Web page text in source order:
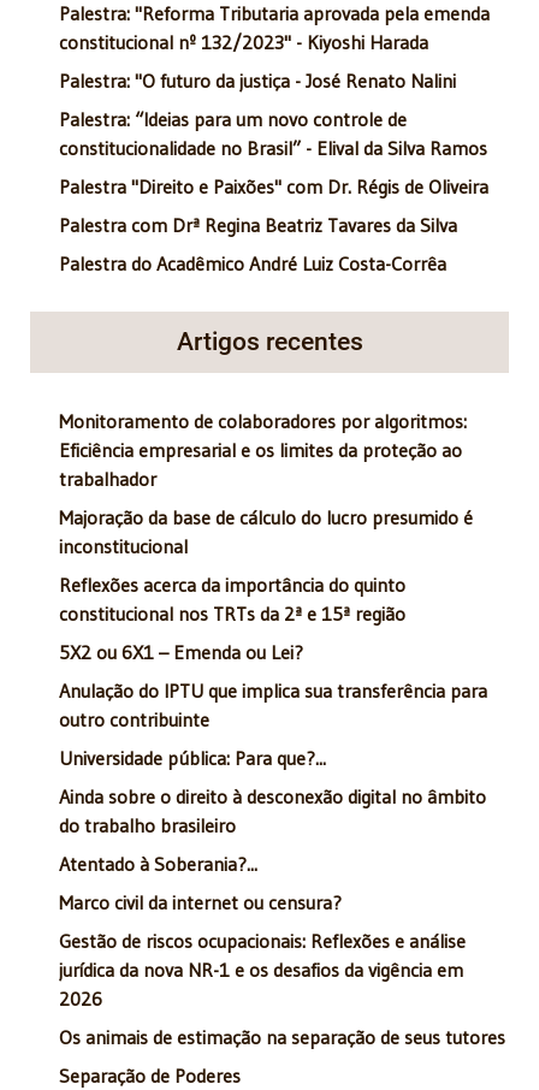
Palestra: "Reforma Tributaria aprovada pela emenda
constitucional nº 132/2023" - Kiyoshi Harada
Palestra: "O futuro da justiça - José Renato Nalini
Palestra: “Ideias para um novo controle de
constitucionalidade no Brasil” - Elival da Silva Ramos
Palestra "Direito e Paixões" com Dr. Régis de Oliveira
Palestra com Drª Regina Beatriz Tavares da Silva
Palestra do Acadêmico André Luiz Costa-Corrêa
Artigos recentes
Monitoramento de colaboradores por algoritmos:
Eficiência empresarial e os limites da proteção ao
trabalhador
Majoração da base de cálculo do lucro presumido é
inconstitucional
Reflexões acerca da importância do quinto
constitucional nos TRTs da 2ª e 15ª região
5X2 ou 6X1 – Emenda ou Lei?
Anulação do IPTU que implica sua transferência para
outro contribuinte
Universidade pública: Para que?...
Ainda sobre o direito à desconexão digital no âmbito
do trabalho brasileiro
Atentado à Soberania?...
Marco civil da internet ou censura?
Gestão de riscos ocupacionais: Reflexões e análise
jurídica da nova NR-1 e os desafios da vigência em
2026
Os animais de estimação na separação de seus tutores
Separação de Poderes